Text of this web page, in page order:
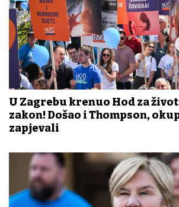
U Zagrebu krenuo Hod za
zakon! Došao i Thompson,
zapjevali